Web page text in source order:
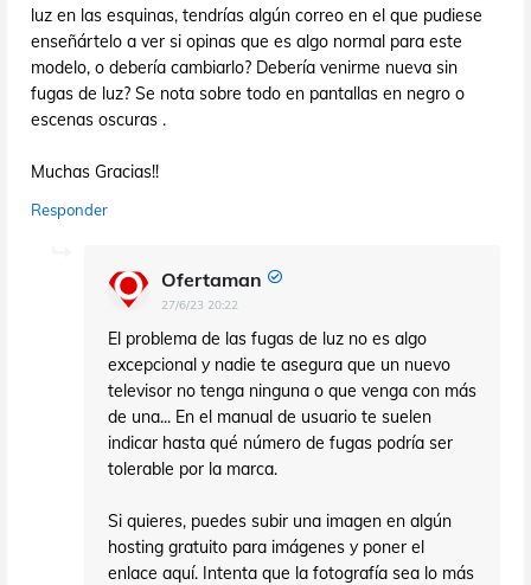
luz en las esquinas, tendrías algún correo en el que pudiese
enseñártelo a ver si opinas que es algo normal para este
modelo, o debería cambiarlo? Debería venirme nueva sin
fugas de luz? Se nota sobre todo en pantallas en negro o
escenas oscuras .
Muchas Gracias!!
Responder
Ofertaman
27/6/23 20:22
El problema de las fugas de luz no es algo
excepcional y nadie te asegura que un nuevo
televisor no tenga ninguna o que venga con más
de una... En el manual de usuario te suelen
indicar hasta qué número de fugas podría ser
tolerable por la marca.
Si quieres, puedes subir una imagen en algún
hosting gratuito para imágenes y poner el
enlace aquí. Intenta que la fotografía sea lo más